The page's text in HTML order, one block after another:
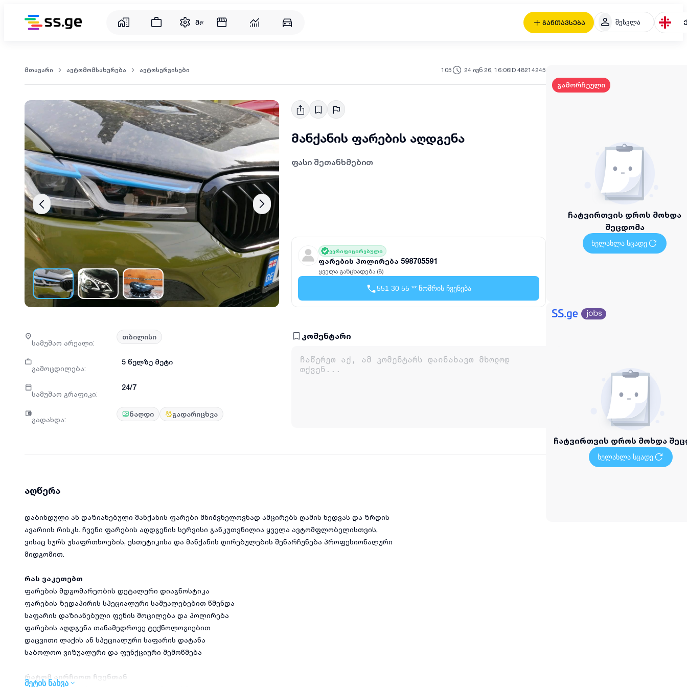
განთავსება შესვლა
მომსახურება
მთავარი ავტომომსახურება ავტოსერვისები 105 24 ივნ 26, 16:06ID 48214245
მანქანის ფარების აღდგენა
ფასი შეთანხმებით
ვერიფიცირებული
ფარების პოლირება 598705591
ყველა განცხადება (8)
551 30 55 ** ნომრის ჩვენება
სამუშაო არეალი:
თბილისი
გამოცდილება:
5 წელზე მეტი
სამუშაო გრაფიკი:
24/7
გადახდა:
ნაღდი გადარიცხვა
კომენტარი
აღწერა
დაბინდული ან დაზიანებული მანქანის ფარები მნიშვნელოვნად ამცირებს ღამის ხედვას და ზრდის
ავარიის რისკს. ჩვენი ფარების აღდგენის სერვისი განკუთვნილია ყველა ავტომფლობელისთვის,
ვისაც სურს უსაფრთხოების, ესთეტიკისა და მანქანის ღირებულების შენარჩუნება პროფესიონალური
მიდგომით.
რას ვაკეთებთ
ფარების მდგომარეობის დეტალური დიაგნოსტიკა
ფარების ზედაპირის სპეციალური საშუალებებით წმენდა
საფარის დაზიანებული ფენის მოცილება და პოლირება
ფარების აღდგენა თანამედროვე ტექნოლოგიებით
დაცვითი ლაქის ან სპეციალური საფარის დატანა
საბოლოო ვიზუალური და ფუნქციური შემოწმება
რატომ აირჩიოთ ჩვენთან
მეტის ნახვა
გამორჩეული
ჩატვირთვის დროს მოხდა
შეცდომა
ხელახლა სცადე
ჩატვირთვის დროს მოხდა
ხელახლა სცადე